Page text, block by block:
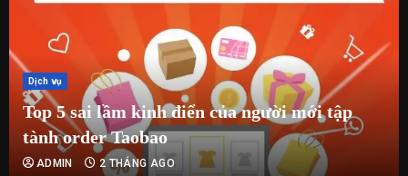
Dịch vụ
Top 5 sai lầm kinh điển của người mới tập
tành order Taobao
ADMIN 2 THÁNG AGO